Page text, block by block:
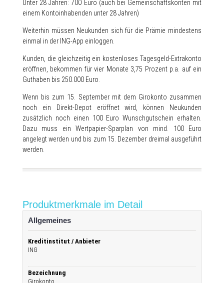
Unter 28 Jahren: 700 Euro (auch bei Gemeinschaftskonten mit
einem Kontoinhabenden unter 28 Jahren)
Weiterhin müssen Neukunden sich für die Prämie mindestens
einmal in der ING-App einloggen.
Kunden, die gleichzeitig ein kostenloses Tagesgeld-Extrakonto
eröffnen, bekommen für vier Monate 3,75 Prozent p.a. auf ein
Guthaben bis 250.000 Euro.
Wenn bis zum 15. September mit dem Girokonto zusammen
noch ein Direkt-Depot eröffnet wird, können Neukunden
zusätzlich noch einen 100 Euro Wunschgutschein erhalten.
Dazu muss ein Wertpapier-Sparplan von mind. 100 Euro
angelegt werden und bis zum 15. Dezember dreimal ausgeführt
werden.
Produktmerkmale im Detail
Allgemeines
Kreditinstitut / Anbieter
ING
Bezeichnung
Girokonto